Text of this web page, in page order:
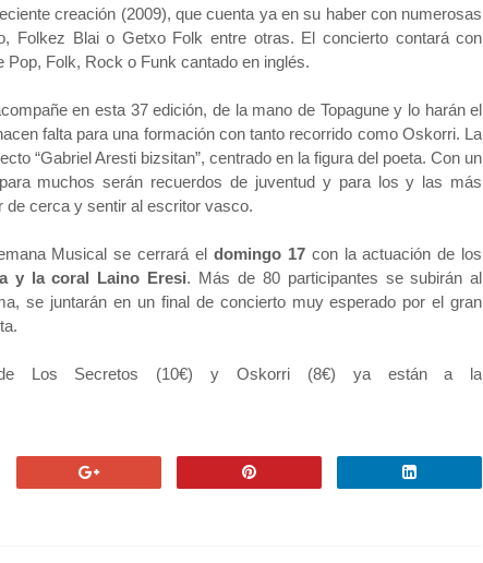
creación (2009), que cuenta ya en su haber con numerosas
Folkez Blai o Getxo Folk entre otras. El concierto contará con
Folk, Rock o Funk cantado en inglés.
en esta 37 edición, de la mano de Topagune y lo harán el
falta para una formación con tanto recorrido como Oskorri. La
“Gabriel Aresti bizsitan”, centrado en la figura del poeta. Con un
muchos serán recuerdos de juventud y para los y las más
de cerca y sentir al escritor vasco.
Musical se cerrará el domingo 17con la actuación de los
y la coral Laino Eresi. Más de 80 participantes se subirán al
se juntarán en un final de concierto muy esperado por el gran
de Los Secretos (10€) y Oskorri (8€) ya están a la